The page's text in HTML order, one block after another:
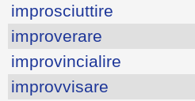
improsciuttire
improverare
improvincialire
improvvisare